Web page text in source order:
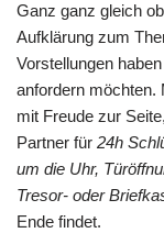
Ganz ganz gleich
Aufklärung zum
Vorstellungen
anfordern möchten.
mit Freude zur
Partner für 24h
um die Uhr,
Tresor- oder
Ende findet.